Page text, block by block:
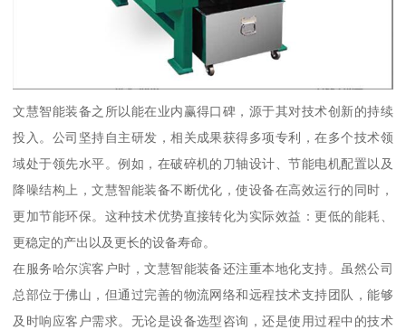
文慧智能装备之所以能在业内赢得口碑，源于其对技术创新的持续
投入。公司坚持自主研发，相关成果获得多项专利，在多个技术领
域处于领先水平。例如，在破碎机的刀轴设计、节能电机配置以及
降噪结构上，文慧智能装备不断优化，使设备在高效运行的同时，
更加节能环保。这种技术优势直接转化为实际效益：更低的能耗、
更稳定的产出以及更长的设备寿命。
在服务哈尔滨客户时，文慧智能装备还注重本地化支持。虽然公司
总部位于佛山，但通过完善的物流网络和远程技术支持团队，能够
及时响应客户需求。无论是设备选型咨询，还是使用过程中的技术